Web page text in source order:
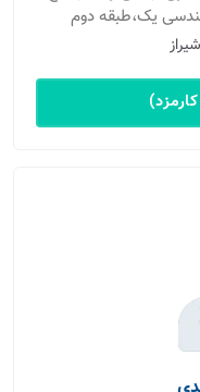
یک،طبقه دوم
شیراز